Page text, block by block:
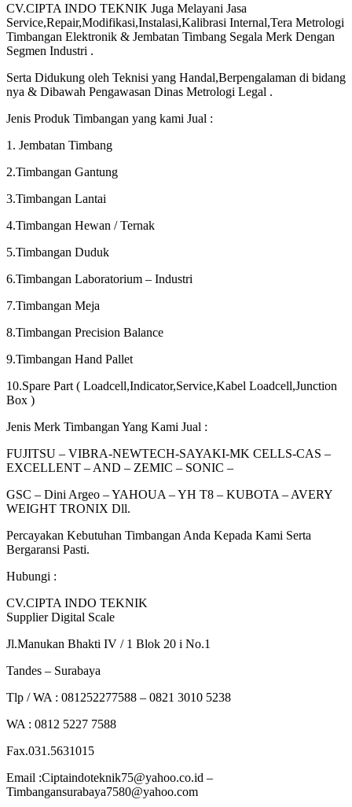
CV.CIPTA INDO TEKNIK Juga Melayani Jasa
Service,Repair,Modifikasi,Instalasi,Kalibrasi Internal,Tera Metrologi
Timbangan Elektronik & Jembatan Timbang Segala Merk Dengan
Segmen Industri .
Serta Didukung oleh Teknisi yang Handal,Berpengalaman di bidang
nya & Dibawah Pengawasan Dinas Metrologi Legal .
Jenis Produk Timbangan yang kami Jual :
1. Jembatan Timbang
2.Timbangan Gantung
3.Timbangan Lantai
4.Timbangan Hewan / Ternak
5.Timbangan Duduk
6.Timbangan Laboratorium – Industri
7.Timbangan Meja
8.Timbangan Precision Balance
9.Timbangan Hand Pallet
10.Spare Part ( Loadcell,Indicator,Service,Kabel Loadcell,Junction
Box )
Jenis Merk Timbangan Yang Kami Jual :
FUJITSU – VIBRA-NEWTECH-SAYAKI-MK CELLS-CAS –
EXCELLENT – AND – ZEMIC – SONIC –
GSC – Dini Argeo – YAHOUA – YH T8 – KUBOTA – AVERY
WEIGHT TRONIX Dll.
Percayakan Kebutuhan Timbangan Anda Kepada Kami Serta
Bergaransi Pasti.
Hubungi :
CV.CIPTA INDO TEKNIK
Supplier Digital Scale
Jl.Manukan Bhakti IV / 1 Blok 20 i No.1
Tandes – Surabaya
Tlp / WA : 081252277588 – 0821 3010 5238
WA : 0812 5227 7588
Fax.031.5631015
Email :Ciptaindoteknik75@yahoo.co.id –
Timbangansurabaya7580@yahoo.com